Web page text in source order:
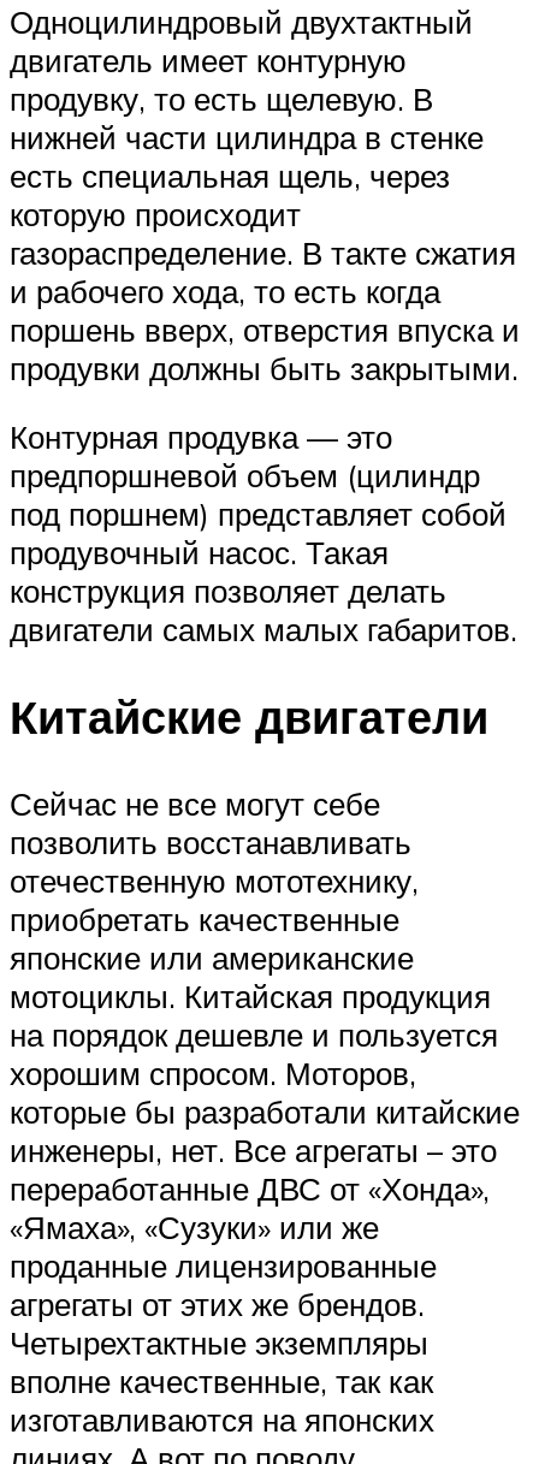
Одноцилиндровый двухтактный
двигатель имеет контурную
продувку, то есть щелевую. В
нижней части цилиндра в стенке
есть специальная щель, через
которую происходит
газораспределение. В такте сжатия
и рабочего хода, то есть когда
поршень вверх, отверстия впуска и
продувки должны быть закрытыми.
Контурная продувка — это
предпоршневой объем (цилиндр
под поршнем) представляет собой
продувочный насос. Такая
конструкция позволяет делать
двигатели самых малых габаритов.
Китайские двигатели
Сейчас не все могут себе
позволить восстанавливать
отечественную мототехнику,
приобретать качественные
японские или американские
мотоциклы. Китайская продукция
на порядок дешевле и пользуется
хорошим спросом. Моторов,
которые бы разработали китайские
инженеры, нет. Все агрегаты – это
переработанные ДВС от «Хонда»,
«Ямаха», «Сузуки» или же
проданные лицензированные
агрегаты от этих же брендов.
Четырехтактные экземпляры
вполне качественные, так как
изготавливаются на японских